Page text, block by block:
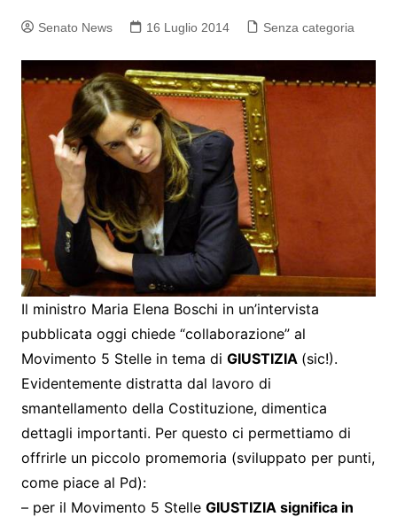
Senato News 16 Luglio 2014 Senza categoria
Il ministro Maria Elena Boschi in un’intervista
pubblicata oggi chiede “collaborazione” al
Movimento 5 Stelle in tema di GIUSTIZIA (sic!).
Evidentemente distratta dal lavoro di
smantellamento della Costituzione, dimentica
dettagli importanti. Per questo ci permettiamo di
offrirle un piccolo promemoria (sviluppato per punti,
come piace al Pd):
– per il Movimento 5 Stelle GIUSTIZIA significa in